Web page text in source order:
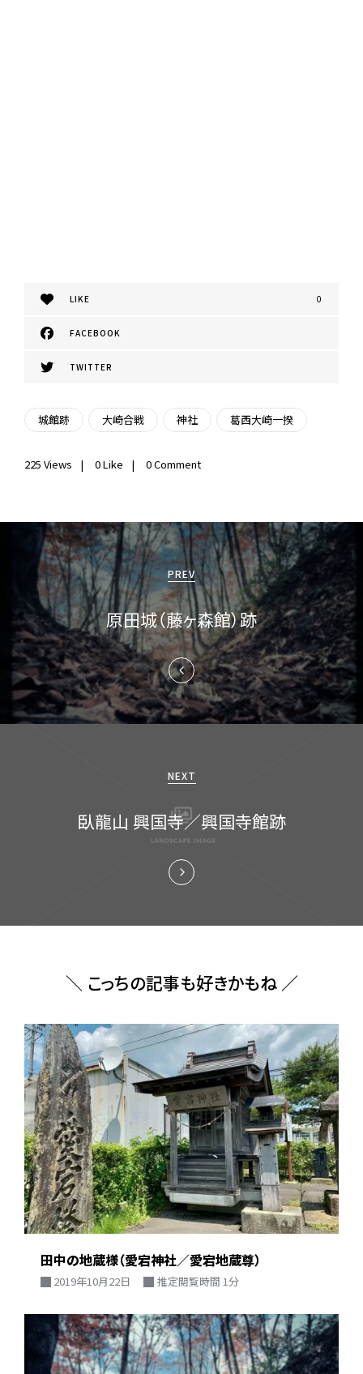
LIKE 0
FACEBOOK
TWITTER
城館跡 大崎合戦 神社 葛西大崎一揆
225 Views 0Like 0 Comment
ビ
ゲ
ー
PREV
原田城（藤ヶ森館）跡
NEXT
臥龍山 興国寺／興国寺館跡
＼ こっちの記事も好きかもね ／
田中の地蔵様（愛宕神社／愛宕地蔵尊）
2019年10月22日 推定閲覧時間 1分